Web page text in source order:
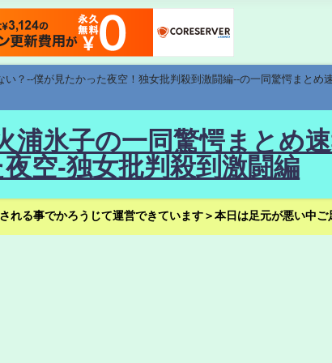
？--僕が見たかった夜空！独女批判殺到激闘編--の一同驚愕まとめ
氷子の一同驚愕まとめ
空-独女批判殺到激闘編
る事でかろうじて運営できています＞本日は足元が悪い中ご